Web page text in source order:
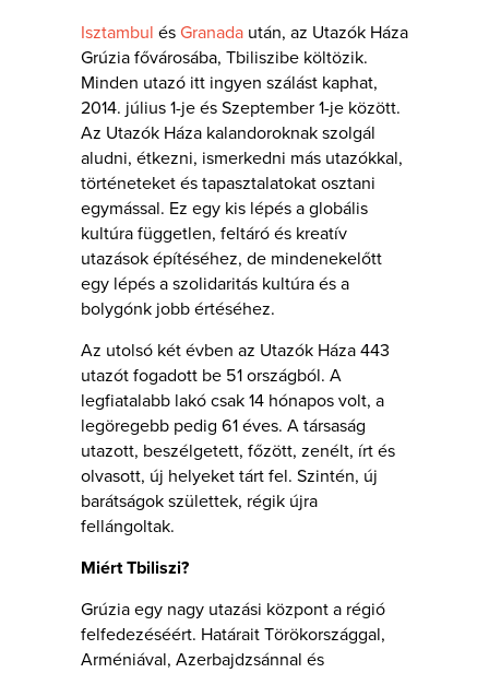
Isztambul és Granada után, az Utazók Háza
Grúzia fővárosába, Tbiliszibe költözik.
Minden utazó itt ingyen szálást kaphat,
2014. július 1-je és Szeptember 1-je között.
Az Utazók Háza kalandoroknak szolgál
aludni, étkezni, ismerkedni más utazókkal,
történeteket és tapasztalatokat osztani
egymással. Ez egy kis lépés a globális
kultúra független, feltáró és kreatív
utazások építéséhez, de mindenekelőtt
egy lépés a szolidaritás kultúra és a
bolygónk jobb értéséhez.
Az utolsó két évben az Utazók Háza 443
utazót fogadott be 51 országból. A
legfiatalabb lakó csak 14 hónapos volt, a
legöregebb pedig 61 éves. A társaság
utazott, beszélgetett, főzött, zenélt, írt és
olvasott, új helyeket tárt fel. Szintén, új
barátságok születtek, régik újra
fellángoltak.
Miért Tbiliszi?
Grúzia egy nagy utazási központ a régió
felfedezéséért. Határait Törökországgal,
Arméniával, Azerbajdzsánnal és